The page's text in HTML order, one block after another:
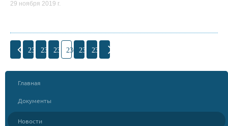
29 ноября 2019 г.
233 234 235 236 237 238
Главная
Документы
Новости